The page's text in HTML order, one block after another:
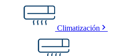
Climatización